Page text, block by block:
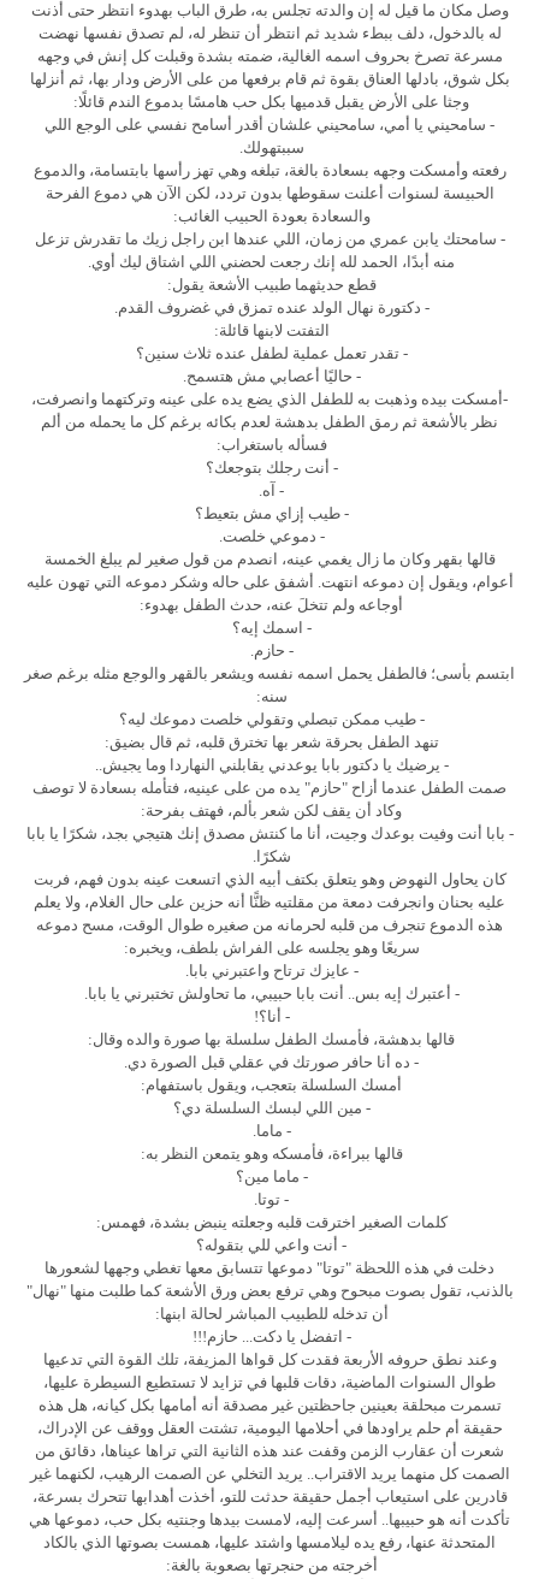
وصل مكان ما قيل له إن والدته تجلس به، طرق الباب بهدوء انتظر حتى أذنت
له بالدخول، دلف ببطء شديد ثم انتظر أن تنظر له، لم تصدق نفسها نهضت
مسرعة تصرخ بحروف اسمه الغالية، ضمته بشدة وقبلت كل إنش في وجهه
بكل شوق، بادلها العناق بقوة ثم قام برفعها من على الأرض ودار بها، ثم أنزلها
وجثا على الأرض يقبل قدميها بكل حب هامسًا بدموع الندم قائلًا:
- سامحيني يا أمي، سامحيني علشان أقدر أسامح نفسي على الوجع اللي
سببتهولك.
رفعته وأمسكت وجهه بسعادة بالغة، تبلغه وهي تهز رأسها بابتسامة، والدموع
الحبيسة لسنوات أعلنت سقوطها بدون تردد، لكن الآن هي دموع الفرحة
والسعادة بعودة الحبيب الغائب:
- سامحتك يابن عمري من زمان، اللي عندها ابن راجل زيك ما تقدرش تزعل
منه أبدًا، الحمد لله إنك رجعت لحضني اللي اشتاق ليك أوي.
قطع حديثهما طبيب الأشعة يقول:
- دكتورة نهال الولد عنده تمزق في غضروف القدم.
التفتت لابنها قائلة:
- تقدر تعمل عملية لطفل عنده ثلاث سنين؟
- حاليًا أعصابي مش هتسمح.
-أمسكت بيده وذهبت به للطفل الذي يضع يده على عينه وتركتهما وانصرفت،
نظر بالأشعة ثم رمق الطفل بدهشة لعدم بكائه برغم كل ما يحمله من ألم
فسأله باستغراب:
- أنت رجلك بتوجعك؟
- آه.
- طيب إزاي مش بتعيط؟
- دموعي خلصت.
قالها بقهر وكان ما زال يغمي عينه، انصدم من قول صغير لم يبلغ الخمسة
أعوام، ويقول إن دموعه انتهت. أشفق على حاله وشكر دموعه التي تهون عليه
أوجاعه ولم تتخلَ عنه، حدث الطفل بهدوء:
- اسمك إيه؟
- حازم.
ابتسم بأسى؛ فالطفل يحمل اسمه نفسه ويشعر بالقهر والوجع مثله برغم صغر
سنه:
- طيب ممكن تبصلي وتقولي خلصت دموعك ليه؟
تنهد الطفل بحرقة شعر بها تخترق قلبه، ثم قال بضيق:
- يرضيك يا دكتور بابا يوعدني يقابلني النهاردا وما يجيش..
صمت الطفل عندما أزاح "حازم" يده من على عينيه، فتأمله بسعادة لا توصف
وكاد أن يقف لكن شعر بألم، فهتف بفرحة:
- بابا أنت وفيت بوعدك وجيت، أنا ما كنتش مصدق إنك هتيجي بجد، شكرًا يا بابا
شكرًا.
كان يحاول النهوض وهو يتعلق بكتف أبيه الذي اتسعت عينه بدون فهم، فربت
عليه بحنان وانجرفت دمعة من مقلتيه ظنًّا أنه حزين على حال الغلام، ولا يعلم
هذه الدموع تنجرف من قلبه لحرمانه من صغيره طوال الوقت، مسح دموعه
سريعًا وهو يجلسه على الفراش بلطف، ويخبره:
- عايزك ترتاح واعتبرني بابا.
- أعتبرك إيه بس.. أنت بابا حبيبي، ما تحاولش تختبرني يا بابا.
- أنا؟!
قالها بدهشة، فأمسك الطفل سلسلة بها صورة والده وقال:
- ده أنا حافر صورتك في عقلي قبل الصورة دي.
أمسك السلسلة بتعجب، ويقول باستفهام:
- مين اللي لبسك السلسلة دي؟
- ماما.
قالها ببراءة، فأمسكه وهو يتمعن النظر به:
- ماما مين؟
- توتا.
كلمات الصغير اخترقت قلبه وجعلته ينبض بشدة، فهمس:
- أنت واعي للي بتقوله؟
دخلت في هذه اللحظة "توتا" دموعها تتسابق معها تغطي وجهها لشعورها
بالذنب، تقول بصوت مبحوح وهي ترفع بعض ورق الأشعة كما طلبت منها "نهال"
أن تدخله للطبيب المباشر لحالة ابنها:
- اتفضل يا دكت... حازم!!!
وعند نطق حروفه الأربعة فقدت كل قواها المزيفة، تلك القوة التي تدعيها
طوال السنوات الماضية، دقات قلبها في تزايد لا تستطيع السيطرة عليها،
تسمرت مبحلقة بعينين جاحظتين غير مصدقة أنه أمامها بكل كيانه، هل هذه
حقيقة أم حلم يراودها في أحلامها اليومية، تشتت العقل ووقف عن الإدراك،
شعرت أن عقارب الزمن وقفت عند هذه الثانية التي تراها عيناها، دقائق من
الصمت كل منهما يريد الاقتراب.. يريد التخلي عن الصمت الرهيب، لكنهما غير
قادرين على استيعاب أجمل حقيقة حدثت للتو، أخذت أهدابها تتحرك بسرعة،
تأكدت أنه هو حبيبها.. أسرعت إليه، لامست بيدها وجنتيه بكل حب، دموعها هي
المتحدثة عنها، رفع يده ليلامسها واشتد عليها، همست بصوتها الذي بالكاد
أخرجته من حنجرتها بصعوبة بالغة: